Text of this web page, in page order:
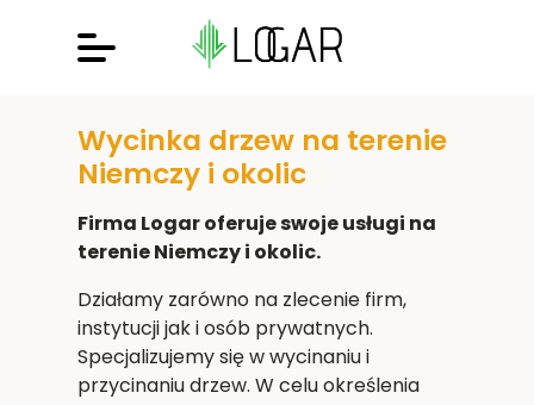
Wycinka drzew na terenie
Niemczy i okolic
Firma Logar oferuje swoje usługi na
terenie Niemczy i okolic.
Działamy zarówno na zlecenie firm,
instytucji jak i osób prywatnych.
Specjalizujemy się w wycinaniu i
przycinaniu drzew. W celu określenia